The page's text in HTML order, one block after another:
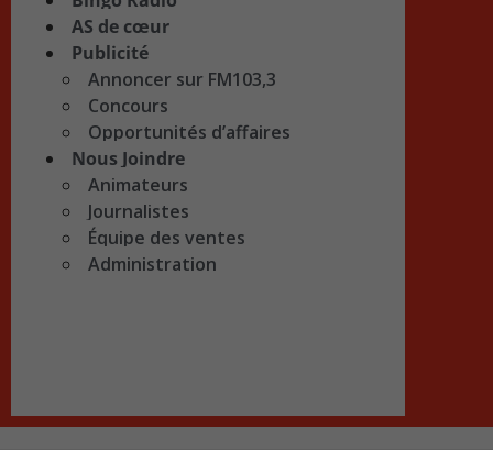
AS de cœur
Publicité
Annoncer sur FM103,3
Concours
Opportunités d’affaires
Nous Joindre
Animateurs
Journalistes
Équipe des ventes
Administration